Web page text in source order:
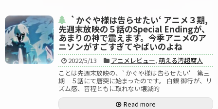
`かぐや様は告らせたい‘ アニメ３期,
先週末放映の５話のSpecial Endingが、
あまりの神で震えます。今季アニメのア
ニソンがすごすぎてやばいのよね
2022/5/13 アニメレビュー, 萌える汚超腐人
ことは先週末放映の、`かぐや様は告らせたい‘ 第三
期 ５話にて唐突に始まったのです。 白銀 御行が、リ
ズム感、音程ともに取れない壊滅的
Read more